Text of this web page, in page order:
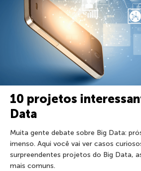
10 projetos
Data
Muita gente debate sobre Big Data:
imenso. Aqui você vai ver casos
surpreendentes projetos do Big Data,
mais comuns.